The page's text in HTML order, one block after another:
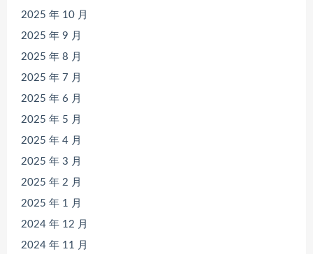
2025 年 10 月
2025 年 9 月
2025 年 8 月
2025 年 7 月
2025 年 6 月
2025 年 5 月
2025 年 4 月
2025 年 3 月
2025 年 2 月
2025 年 1 月
2024 年 12 月
2024 年 11 月